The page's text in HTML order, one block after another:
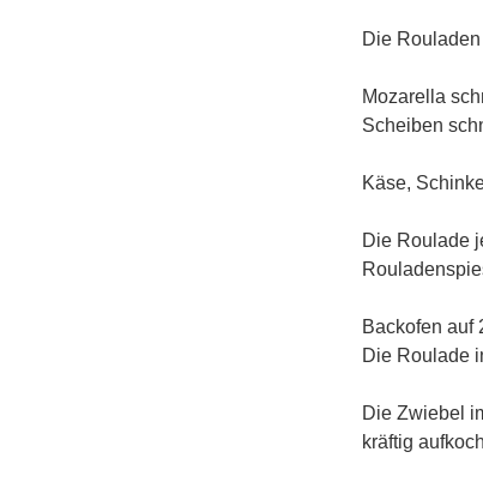
Die
Mozarella
Scheiben
Käse,
Die Roulade
Backofen auf
Die Roulade
Die Zwiebel
kräftig